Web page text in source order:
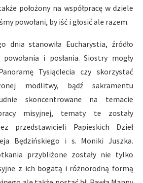
położony na współpracę w dziele
powołani, by iść i głosić ale razem.
dnia stanowiła Eucharystia, źródło
i posłania. Siostry mogły
Tysiąclecia czy skorzystać
modlitwy, bądź sakramentu
skoncentrowane na temacie
misyjnej, tematy te zostały
przedstawicieli Papieskich Dzieł
Będzińskiego i s. Moniki Juszka.
przybliżone zostały nie tylko
z ich bogatą i różnorodną formą